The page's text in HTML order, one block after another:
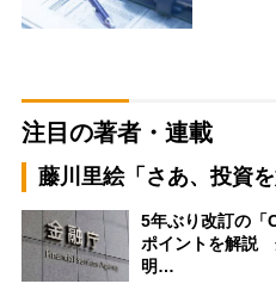
注目の著者・連載
藤川里絵「さあ、投資を
5年ぶり改訂の「
ポイントを解説
明…